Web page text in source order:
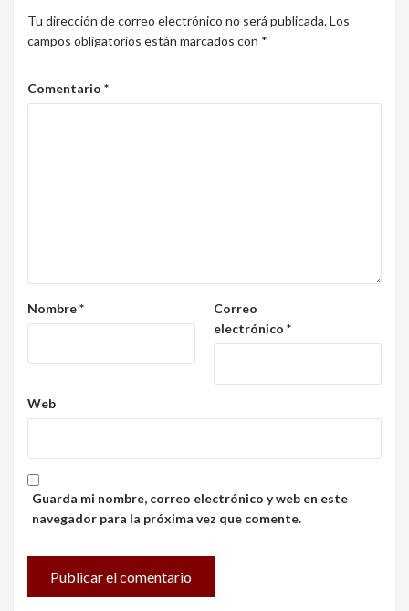
Tu dirección de correo electrónico no será publicada.Los
campos obligatorios están marcados con *
Comentario *
Nombre*
Correo
electrónico *
Web
Guarda mi nombre, correo electrónico y web en este
navegador para la próxima vez que comente.